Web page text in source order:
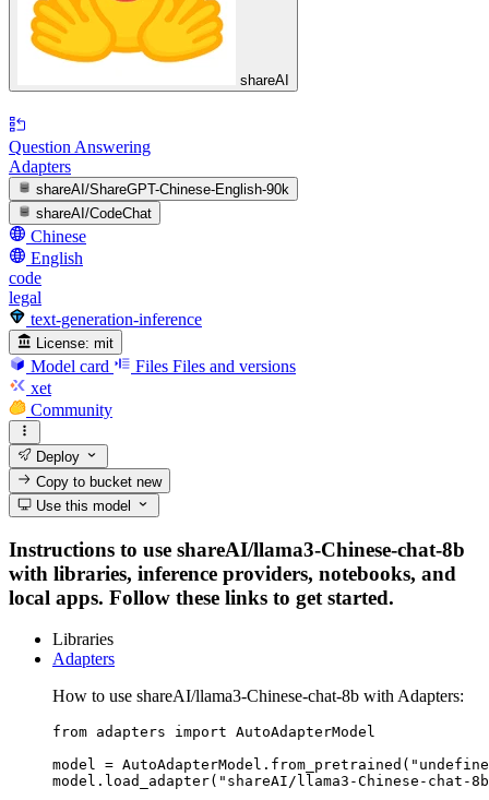
shareAI
Question Answering
Adapters
shareAI/ShareGPT-Chinese-English-90k
shareAI/CodeChat
Chinese
English
code
legal
text-generation-inference
License: mit
Model card Files Files and versions
xet
Community
Deploy
Copy to bucketnew
Use this model
Instructions to use shareAI/llama3-Chinese-chat-8b
with libraries, inference providers, notebooks, and
local apps. Follow these links to get started.
Libraries
Adapters
How to use shareAI/llama3-Chinese-chat-8b with Adapters:
from adapters import AutoAdapterModel
model =
model.load_adapter("shareAI/llama3-Chinese-chat-